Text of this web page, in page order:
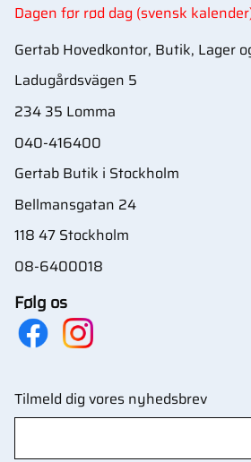
Dagen før rød dag (svensk
Gertab Hovedkontor, Butik, Lager
Ladugårdsvägen 5
234 35 Lomma
040-416400
Gertab Butik i Stockholm
Bellmansgatan 24
118 47 Stockholm
08-6400018
Følg os
Tilmeld dig vores nyhedsbrev